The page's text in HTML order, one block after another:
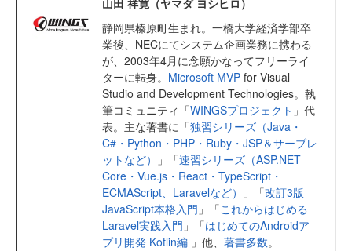
山田 祥寛（ヤマダ ヨシヒロ）
静岡県榛原町生まれ。一橋大学経済学部卒
業後、NECにてシステム企画業務に携わる
が、2003年4月に念願かなってフリーライ
ターに転身。 Microsoft MVP for Visual
Studio and Development Technologies。執
筆コミュニティ「WINGSプロジェクト 」代
表。主な著書に「独習シリーズ（Java・
C#・Python・PHP・Ruby・JSP＆サーブレ
ットなど）
」「速習シリーズ（ASP.NET
Core・Vue.js・React・TypeScript・
ECMAScript、Laravelなど）
」「改訂3版
JavaScript本格入門 」「これからはじめる
Laravel実践入門 」「はじめてのAndroidア
プリ開発 Kotlin編 」他、 著書多数。